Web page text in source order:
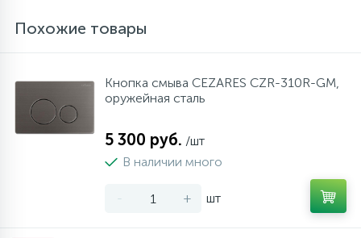
Похожие товары
Кнопка смыва CEZARES CZR-310R-GM,
оружейная сталь
5 300 руб. /шт
В наличии много
- + шт